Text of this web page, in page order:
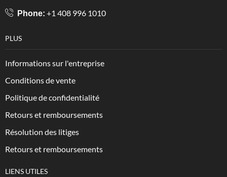
Phone: +1 408 996 1010
PLUS
Informations sur l'entreprise
Conditions de vente
Politique de confidentialité
Retours et remboursements
Résolution des litiges
Retours et remboursements
LIENS UTILES